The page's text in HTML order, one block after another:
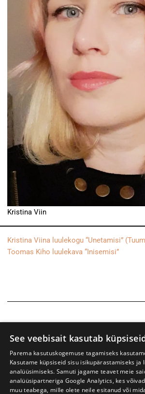
Kristina Viin
Kristina Viina luulekogu “Unetamisi”
Toomas Kiho luulekava “Inisemisi”
See veebisait kasutab
Parema kasutuskogemuse tagamiseks
Kasutame küpsiseid sisu isikupärastamiseks ja
analüüsimiseks. Samuti jagame teavet meie
analüüsipartneriga Google Analytics, kes
muu teabega, mille olete neile esitanud või